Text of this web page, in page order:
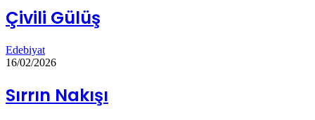
Çivili Gülüş
Edebiyat
16/02/2026
Sırrın Nakışı